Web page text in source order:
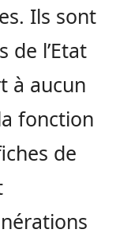
Ils sont
de l’Etat
à aucun
fonction
de